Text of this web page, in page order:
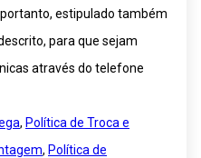
estipulado também
para que sejam
através do telefone
, Política de Troca e
, Política de